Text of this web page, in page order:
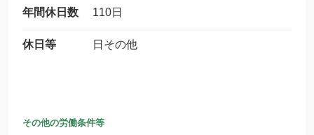
年間休日数 110日
休日等 日その他
その他の労働条件等